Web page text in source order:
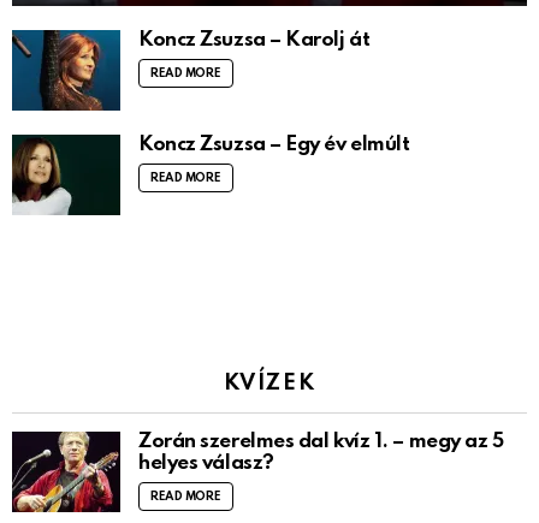
Koncz Zsuzsa – Karolj át
READ MORE
Koncz Zsuzsa – Egy év elmúlt
READ MORE
KVÍZEK
Zorán szerelmes dal kvíz 1. – megy az 5
helyes válasz?
READ MORE